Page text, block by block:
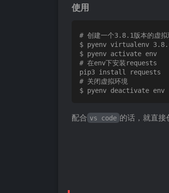
使用
# 创建一个3.8.1版本的虚
$ pyenv virtualenv
$ pyenv activate env
# 在env下安装requests
pip3 install requests
# 关闭虚拟环境
配合 vs code 的话，就直接